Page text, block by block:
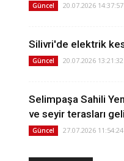
Güncel 20.07.2026 14:37:57
Silivri'de elektrik
Güncel 20.07.2026 13:21:32
Selimpaşa Sahili
ve seyir terasları
Güncel 27.07.2026 11:54:24